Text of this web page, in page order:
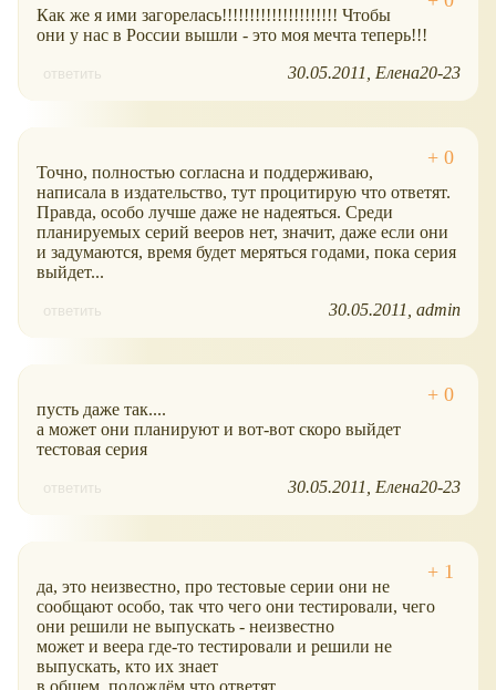
Как же я ими загорелась!!!!!!!!!!!!!!!!!!!!! Чтобы
они у нас в России вышли - это моя мечта теперь!!!
ответить 30.05.2011 Елена20-23
Точно, полностью согласна и поддерживаю,
написала в издательство, тут процитирую что ответят.
Правда, особо лучше даже не надеяться. Среди
планируемых серий вееров нет, значит, даже если они
и задумаются, время будет меряться годами, пока серия
выйдет...
ответить 30.05.2011 admin
пусть даже так....
а может они планируют и вот-вот скоро выйдет
тестовая серия
ответить 30.05.2011 Елена20-23
да, это неизвестно, про тестовые серии они не
сообщают особо, так что чего они тестировали, чего
они решили не выпускать - неизвестно
может и веера где-то тестировали и решили не
выпускать, кто их знает